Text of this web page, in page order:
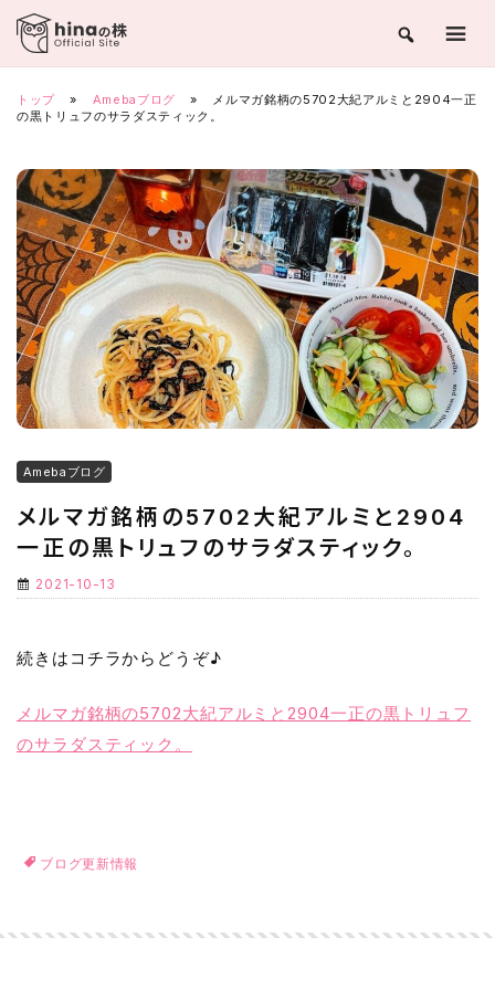
Skip
content
トップ » Amebaブログ »
メルマガ銘柄の5702大紀アルミと2904一正
の黒トリュフのサラダスティック。
Amebaブログ
メルマガ銘柄の5702大紀アルミと2904
一正の黒トリュフのサラダスティック。
2021-10-13
続きはコチラからどうぞ♪
メルマガ銘柄の5702大紀アルミと2904一正の黒トリュフ
のサラダスティック。
ブログ更新情報